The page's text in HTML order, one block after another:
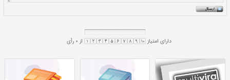
پروفیل صنعتی 200*150
10 میل
پروفیل 10 میل صنعتی